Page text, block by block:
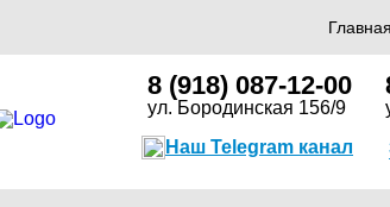
Главная
8 (918) 087-12-00
ул. Бородинская 156/9
Наш Telegram канал